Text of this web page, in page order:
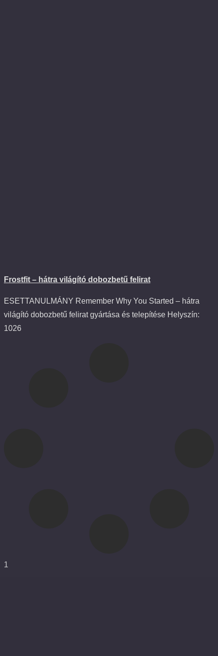
Frostfit – hátra világító dobozbetű felirat
ESETTANULMÁNY Remember Why You Started – hátra
világító dobozbetű felirat gyártása és telepítése Helyszín:
1026